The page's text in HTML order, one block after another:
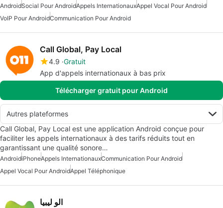
AndroidSocial Pour AndroidAppels InternationauxAppel Vocal Pour Android
VoIP Pour AndroidCommunication Pour Android
Call Global, Pay Local
4.9 Gratuit
App d'appels internationaux à bas prix
Télécharger gratuit pour Android
Autres plateformes
Call Global, Pay Local est une application Android conçue pour
faciliter les appels internationaux à des tarifs réduits tout en
garantissant une qualité sonore…
AndroidiPhoneAppels InternationauxCommunication Pour Android
Appel Vocal Pour AndroidAppel Téléphonique
الو ليبيا